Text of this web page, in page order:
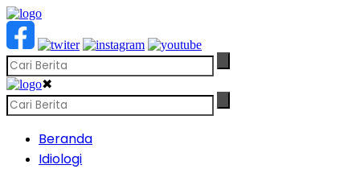
✖
Beranda
Idiologi